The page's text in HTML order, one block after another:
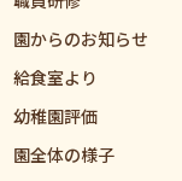
園からのお知らせ
給食室より
幼稚園評価
園全体の様子